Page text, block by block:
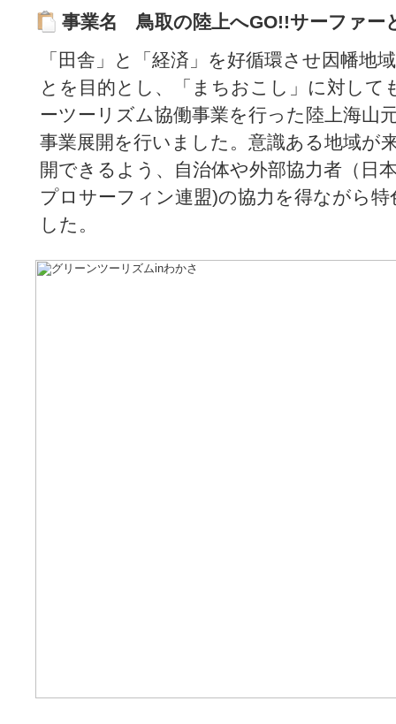
事業名 鳥取の陸上へGO!!サーファー
「田舎」と「経済」を好循環させ因幡地
とを目的とし、「まちおこし」に対して
ーツーリズム協働事業を行った陸上海山
事業展開を行いました。意識ある地域が
開できるよう、自治体や外部協力者（日
プロサーフィン連盟)の協力を得ながら
した。